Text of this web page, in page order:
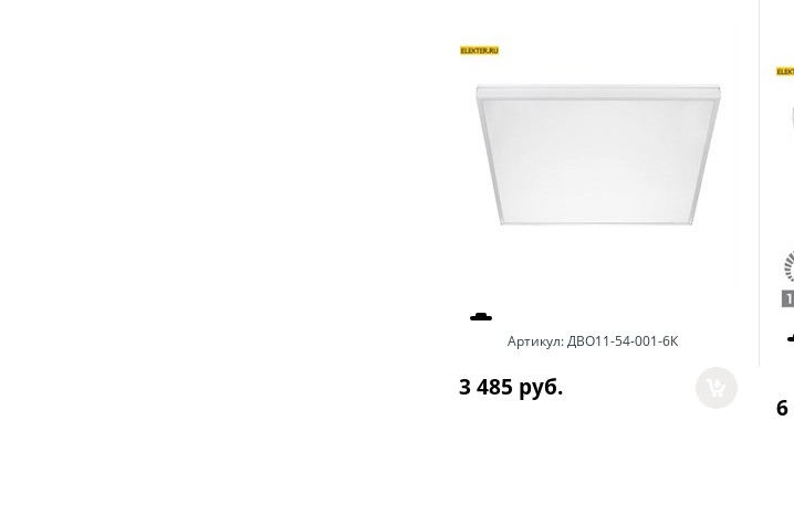
Артикул:ДВО11-54-001-6К
3 485 руб.
6